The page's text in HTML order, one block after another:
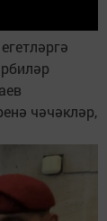
чәчәкләр,